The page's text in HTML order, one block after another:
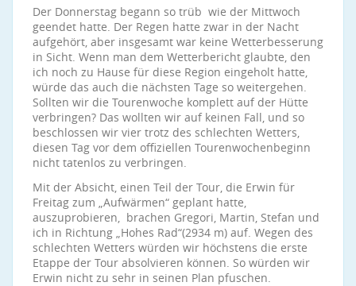
Der Donnerstag begann so trüb wie der Mittwoch
geendet hatte. Der Regen hatte zwar in der Nacht
aufgehört, aber insgesamt war keine Wetterbesserung
in Sicht. Wenn man dem Wetterbericht glaubte, den
ich noch zu Hause für diese Region eingeholt hatte,
würde das auch die nächsten Tage so weitergehen.
Sollten wir die Tourenwoche komplett auf der Hütte
verbringen? Das wollten wir auf keinen Fall, und so
beschlossen wir vier trotz des schlechten Wetters,
diesen Tag vor dem offiziellen Tourenwochenbeginn
nicht tatenlos zu verbringen.
Mit der Absicht, einen Teil der Tour, die Erwin für
Freitag zum „Aufwärmen“ geplant hatte,
auszuprobieren, brachen Gregori, Martin, Stefan und
ich in Richtung „Hohes Rad“(2934 m) auf. Wegen des
schlechten Wetters würden wir höchstens die erste
Etappe der Tour absolvieren können. So würden wir
Erwin nicht zu sehr in seinen Plan pfuschen.